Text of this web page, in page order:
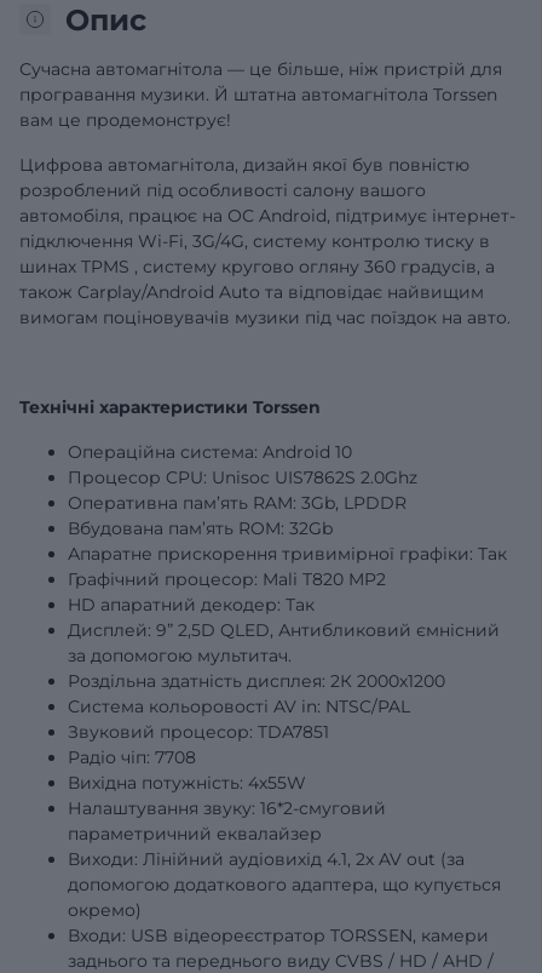
Опис
Сучасна автомагнітола — це більше, ніж пристрій для
програвання музики. Й штатна автомагнітола Torssen
вам це продемонструє!
Цифрова автомагнітола, дизайн якої був повністю
розроблений під особливості салону вашого
автомобіля, працює на ОС Android, підтримує інтернет-
підключення Wi-Fi, 3G/4G, систему контролю тиску в
шинах TPMS , систему кругово огляну 360 градусів, а
також Carplay/Android Auto та відповідає найвищим
вимогам поціновувачів музики під час поїздок на авто.
Технічні характеристики Torssen
Операційна система: Android 10
Процесор CPU: Unisoc UIS7862S 2.0Ghz
Оперативна пам’ять RAM: 3Gb, LPDDR
Вбудована пам’ять ROM: 32Gb
Апаратне прискорення тривимірної графіки: Так
Графічний процесор: Mali T820 MP2
HD апаратний декодер: Так
Дисплей: 9” 2,5D QLED, Антибликовий ємнісний
за допомогою мультитач.
Роздільна здатність дисплея: 2К 2000х1200
Система кольоровості AV in: NTSC/PAL
Звуковий процесор: TDA7851
Радіо чіп: 7708
Вихідна потужність: 4х55W
Налаштування звуку: 16*2-смуговий
параметричний еквалайзер
Виходи: Лінійний аудіовихід 4.1, 2x AV out (за
допомогою додаткового адаптера, що купується
окремо)
Входи: USB відеореєстратор TORSSEN, камери
заднього та переднього виду CVBS / HD / AHD /